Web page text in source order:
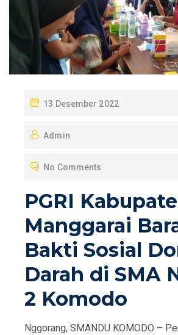
P
S
E
O
N
13 Desember 2022
Admin
No Comments
PGRI
Manggarai
Bakti Sosial
Darah di SMA
2 Komodo
Nggorang, SMANDU KOMODO –